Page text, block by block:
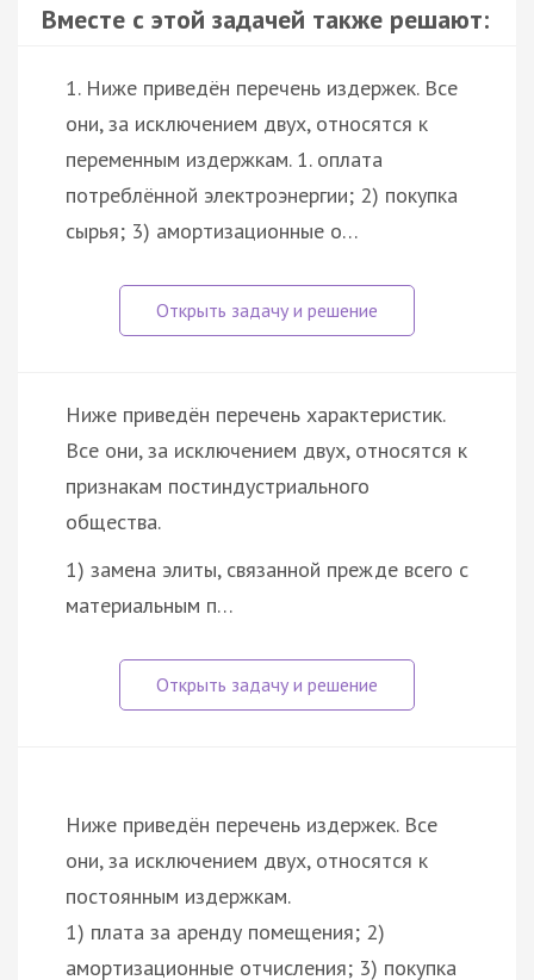
Вместе с этой задачей также решают:
1. Ниже приведён перечень издержек. Все
они, за исключением двух, относятся к
переменным издержкам. 1. оплата
потреблённой электроэнергии; 2) покупка
сырья; 3) амортизационные о…
Ниже приведён перечень характеристик.
Все они, за исключением двух, относятся к
признакам постиндустриального
общества.
1) замена элиты, связанной прежде всего с
материальным п…
Ниже приведён перечень издержек. Все
они, за исключением двух, относятся к
постоянным издержкам.
1) плата за аренду помещения; 2)
амортизационные отчисления; 3) покупка